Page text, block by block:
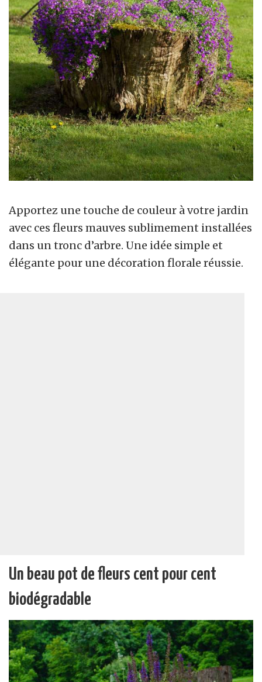
Apportez une touche de couleur à votre jardin
avec ces fleurs mauves sublimement installées
dans un tronc d’arbre. Une idée simple et
élégante pour une décoration florale réussie.
Un beau pot de fleurs cent pour cent
biodégradable